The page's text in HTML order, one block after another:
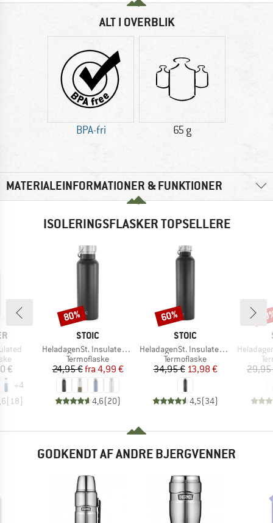
ALT I OVERBLIK
BPA-fri 65 g
MATERIALEINFORMATIONER & FUNKTIONER
ISOLERINGSFLASKER TOPSELLERE
€
+4
(18)
MÆRKE
STOIC
Artikel
HeladagenSt. Insulated Stainless Steel Bottle 500
Produktgruppe
Termoflaske
Pris
24,95 € Nedsat pris
fra 4,99 €
4,6(20)
Rabat
80%
MÆRKE
STOIC
Artikel
HeladagenSt. Insulated Stainless Steel Bottle 1L
Produktgruppe
Termoflaske
Pris
34,95 €Nedsat pris
13,98 €
4,5(34)
Rabat
60%
Artikel
29,95
GODKENDT AF ANDRE BJERGVENNER